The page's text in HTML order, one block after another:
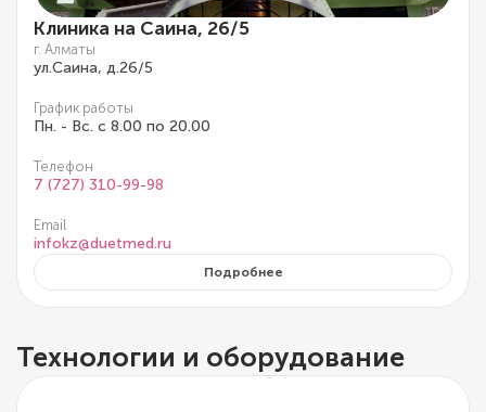
Клиника на Саина, 26/5
г. Алматы
ул.Саина, д.26/5
График работы
Пн. - Вс. с 8.00 по 20.00
Телефон
7 (727) 310-99-98
Email
infokz@duetmed.ru
Подробнее
Технологии и оборудование